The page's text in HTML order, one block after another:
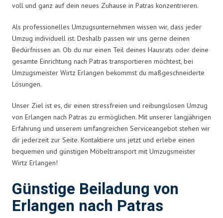
voll und ganz auf dein neues Zuhause in Patras konzentrieren.
Als professionelles Umzugsunternehmen wissen wir, dass jeder
Umzug individuell ist. Deshalb passen wir uns gerne deinen
Bedürfnissen an. Ob du nur einen Teil deines Hausrats oder deine
gesamte Einrichtung nach Patras transportieren möchtest, bei
Umzugsmeister Wirtz Erlangen bekommst du maßgeschneiderte
Lösungen.
Unser Ziel ist es, dir einen stressfreien und reibungslosen Umzug
von Erlangen nach Patras zu ermöglichen. Mit unserer langjährigen
Erfahrung und unserem umfangreichen Serviceangebot stehen wir
dir jederzeit zur Seite. Kontaktiere uns jetzt und erlebe einen
bequemen und günstigen Möbeltransport mit Umzugsmeister
Wirtz Erlangen!
Günstige Beiladung von
Erlangen nach Patras